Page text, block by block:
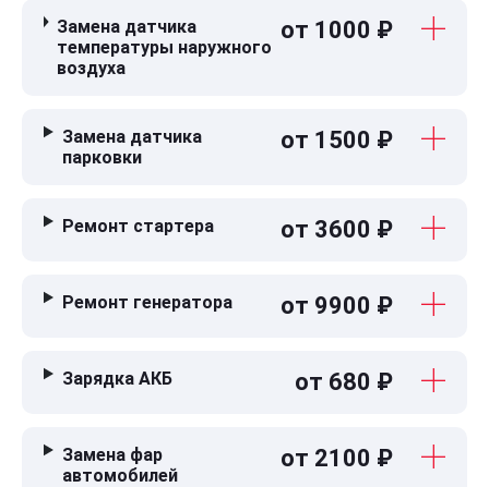
Замена датчика
температуры наружного
воздуха
от 1000 ₽
Замена датчика
парковки
от 1500 ₽
Ремонт стартера от 3600 ₽
Ремонт генератора от 9900 ₽
Зарядка АКБ от 680 ₽
Замена фар
автомобилей
от 2100 ₽